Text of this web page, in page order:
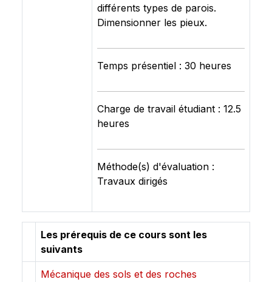
différents types de parois.
Dimensionner les pieux.
Temps présentiel : 30 heures
Charge de travail étudiant : 12.5
heures
Méthode(s) d'évaluation :
Travaux dirigés
Les prérequis de ce cours sont les
suivants
Mécanique des sols et des roches